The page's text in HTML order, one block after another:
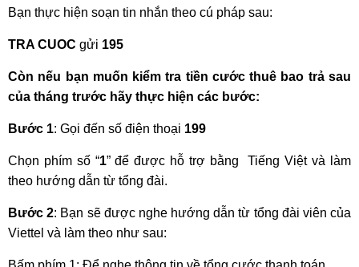
Bạn thực hiện soạn tin nhắn theo cú pháp sau:
TRA CUOC gửi 195
Còn nếu bạn muốn kiểm tra tiền cước thuê bao trả sau
của tháng trước hãy thực hiện các bước:
Bước 1: Gọi đến số điện thoại 199
Chọn phím số “1” để được hỗ trợ bằng Tiếng Việt và làm
theo hướng dẫn từ tổng đài.
Bước 2: Bạn sẽ được nghe hướng dẫn từ tổng đài viên của
Viettel và làm theo như sau: